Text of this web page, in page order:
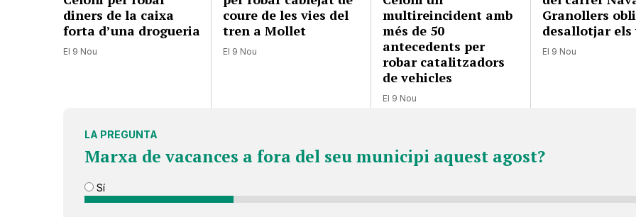
diners de la caixa
forta d’una drogueria
El 9 Nou
coure de les vies del
tren a Mollet
El 9 Nou
multireincident amb
més de 50
antecedents per
robar catalitzadors
de vehicles
El 9 Nou
Granollers
desallotjar els
El 9 Nou
LA PREGUNTA
Marxa de vacances a fora del seu municipi aquest agost?
Sí